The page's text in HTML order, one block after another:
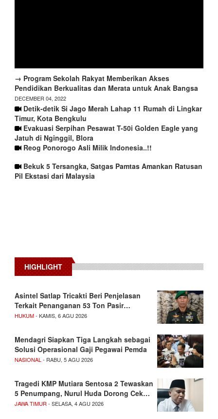
→ Program Sekolah Rakyat Memberikan Akses
Pendidikan Berkualitas dan Merata untuk Anak Bangsa
DECEMBER 04, 2022
Detik-detik Si Jago Merah Lahap 11 Rumah di Lingkar
Timur, Kota Bengkulu
Evakuasi Serpihan Pesawat T-50i Golden Eagle yang
Jatuh di Nginggil, Blora
Reog Ponorogo Asli Milik Indonesia..!!
Bekuk 5 Tersangka, Satgas Pamtas Amankan Ratusan
Pil Ekstasi dari Malaysia
HIGHLIGHT
Asintel Satlap Tricakti Beri Penjelasan
Terkait Penanganan 53 Ton Pasir…
HUKUM- KAMIS, 6 AGU 2026
Mendagri Siapkan Tiga Langkah sebagai
Solusi Operasional Gaji Pegawai Pemda
NASIONAL- RABU, 5 AGU 2026
Tragedi KMP Mutiara Sentosa 2 Tewaskan
5 Penumpang, Nurul Huda Dorong Cek…
JAWA TIMUR- SELASA, 4 AGU 2026